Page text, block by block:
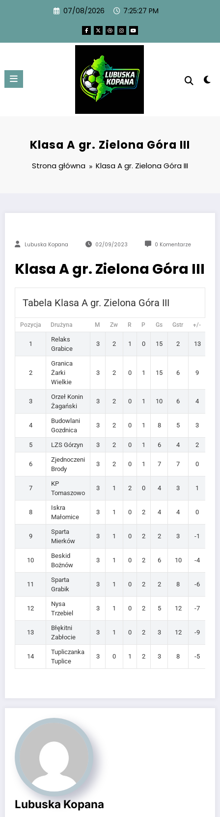
07/08/2026 7:25:27 PM
Klasa A gr. Zielona Góra III
Strona główna Klasa A gr. Zielona Góra III
Lubuska Kopana 02/09/2023 0 Komentarze
Klasa A gr. Zielona Góra III
Tabela Klasa A gr. Zielona Góra III
Pozycja Drużyna M Zw R P Gs Gstr +/-
1
Relaks
Grabice
3 2 1 0 15 2 13
2
Granica
Żarki
Wielkie
3 2 0 1 15 6 9
3
Orzeł Konin
Żagański
3 2 0 1 10 6 4
4
Budowlani
Gozdnica
3 2 0 1 8 5 3
5 LZS Górzyn 3 2 0 1 6 4 2
6
Zjednoczeni
Brody
3 2 0 1 7 7 0
7
KP
Tomaszowo
3 1 2 0 4 3 1
8
Iskra
Małomice
3 1 0 2 4 4 0
9
Sparta
Mierków
3 1 0 2 2 3 -1
10
Beskid
Bożnów
3 1 0 2 6 10 -4
11
Sparta
Grabik
3 1 0 2 2 8 -6
12
Nysa
Trzebiel
3 1 0 2 5 12 -7
13
Błękitni
Zabłocie
3 1 0 2 3 12 -9
14
Tupliczanka
Tuplice
3 0 1 2 3 8 -5
Lubuska Kopana